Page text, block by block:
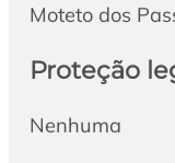
Moteto dos
Proteção
Nenhuma